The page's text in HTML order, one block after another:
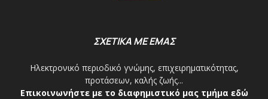
ΣΧΕΤΙΚΑ ΜΕ ΕΜΑΣ
Ηλεκτρονικό περιοδικό γνώμης, επιχειρηματικότητας,
προτάσεων, καλής ζωής...
Επικοινωνήστε με το διαφημιστικό μας τμήμα εδώ